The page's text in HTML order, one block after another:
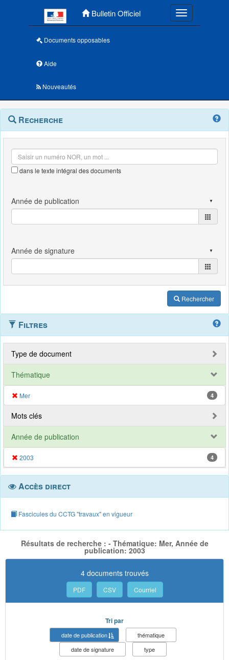
Bulletin Officiel Toggle
Documents opposables
Aide
Nouveautés
Navigation
outils
Menu
contextuel
Recherche
dans le texte intégral des documents
Rechercher
Filtres
Type de document
Thématique
Mer 4
Mots clés
Année de publication
2003 4
Accès direct
Fascicules du CCTG "travaux" en vigueur
Résultats de recherche : - Thématique: Mer, Année de
publication: 2003
4 documents trouvés
PDF CSV Courriel
Tri par
date de publication
thématique
date de signature
type